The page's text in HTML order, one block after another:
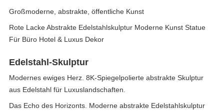
Großmoderne, abstrakte, öffentliche Kunst
Rote Lacke Abstrakte Edelstahlskulptur Moderne Kunst Statue
Für Büro Hotel & Luxus Dekor
Edelstahl-Skulptur
Modernes ewiges Herz. 8K-Spiegelpolierte abstrakte Skulptur
aus Edelstahl für Luxuslandschaften.
Das Echo des Horizonts. Moderne abstrakte Edelstahlskulptur